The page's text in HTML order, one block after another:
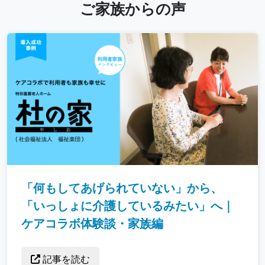
ご家族からの声
「何もしてあげられていない」から、
「いっしょに介護しているみたい」へ｜
ケアコラボ体験談・家族編
記事を読む